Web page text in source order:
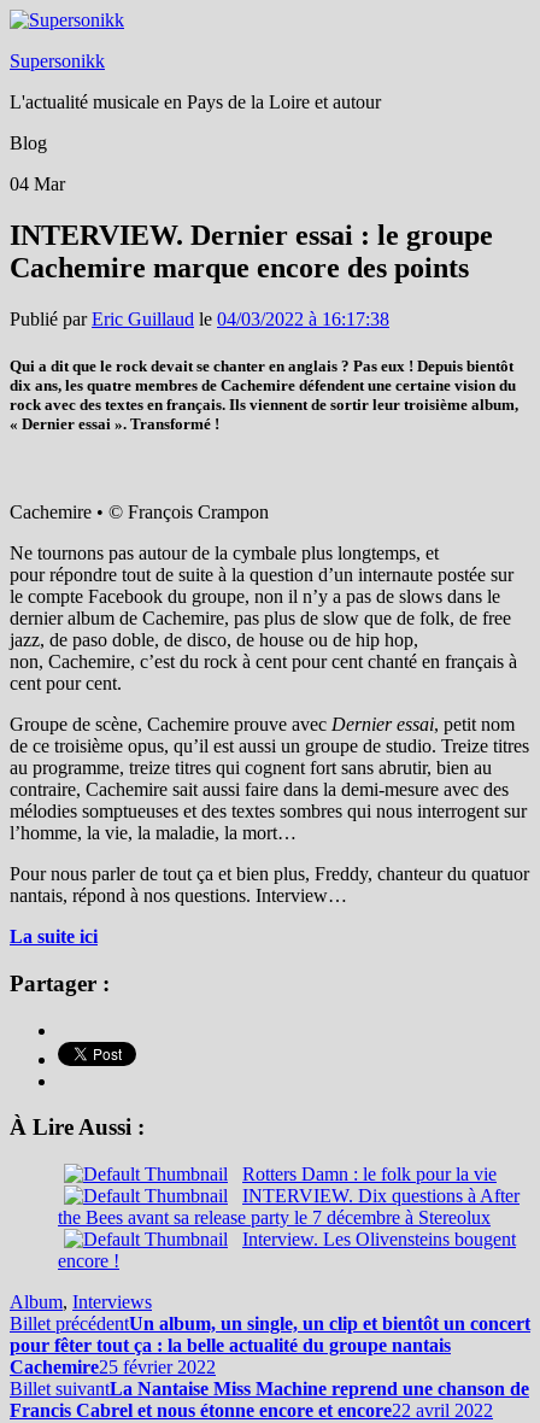
Supersonikk
L'actualité musicale en Pays de la Loire et autour
Blog
04 Mar
INTERVIEW. Dernier essai : le groupe
Cachemire marque encore des points
Publié parEric Guillaud le 04/03/2022 à 16:17:38
Qui a dit que le rock devait se chanter en anglais ? Pas eux ! Depuis bientôt
dix ans, les quatre membres de Cachemire défendent une certaine vision du
rock avec des textes en français. Ils viennent de sortir leur troisième album,
« Dernier essai ». Transformé !
Cachemire • © François Crampon
Ne tournons pas autour de la cymbale plus longtemps, et
pour répondre tout de suite à la question d’un internaute postée sur
le compte Facebook du groupe, non il n’y a pas de slows dans le
dernier album de Cachemire, pas plus de slow que de folk, de free
jazz, de paso doble, de disco, de house ou de hip hop,
non, Cachemire, c’est du rock à cent pour cent chanté en français à
cent pour cent.
Groupe de scène, Cachemire prouve avec Dernier essai, petit nom
de ce troisième opus, qu’il est aussi un groupe de studio. Treize titres
au programme, treize titres qui cognent fort sans abrutir, bien au
contraire, Cachemire sait aussi faire dans la demi-mesure avec des
mélodies somptueuses et des textes sombres qui nous interrogent sur
l’homme, la vie, la maladie, la mort…
Pour nous parler de tout ça et bien plus, Freddy, chanteur du quatuor
nantais, répond à nos questions. Interview…
La suite ici
Partager :
À Lire Aussi :
Rotters Damn : le folk pour la vie
INTERVIEW. Dix questions à After
the Bees avant sa release party le 7 décembre à Stereolux
Interview. Les Olivensteins bougent
encore !
Album, Interviews
Billet précédentUn album, un single, un clip et bientôt un concert
pour fêter tout ça : la belle actualité du groupe nantais
Cachemire25 février 2022
Billet suivantLa Nantaise Miss Machine reprend une chanson de
Francis Cabrel et nous étonne encore et encore22 avril 2022